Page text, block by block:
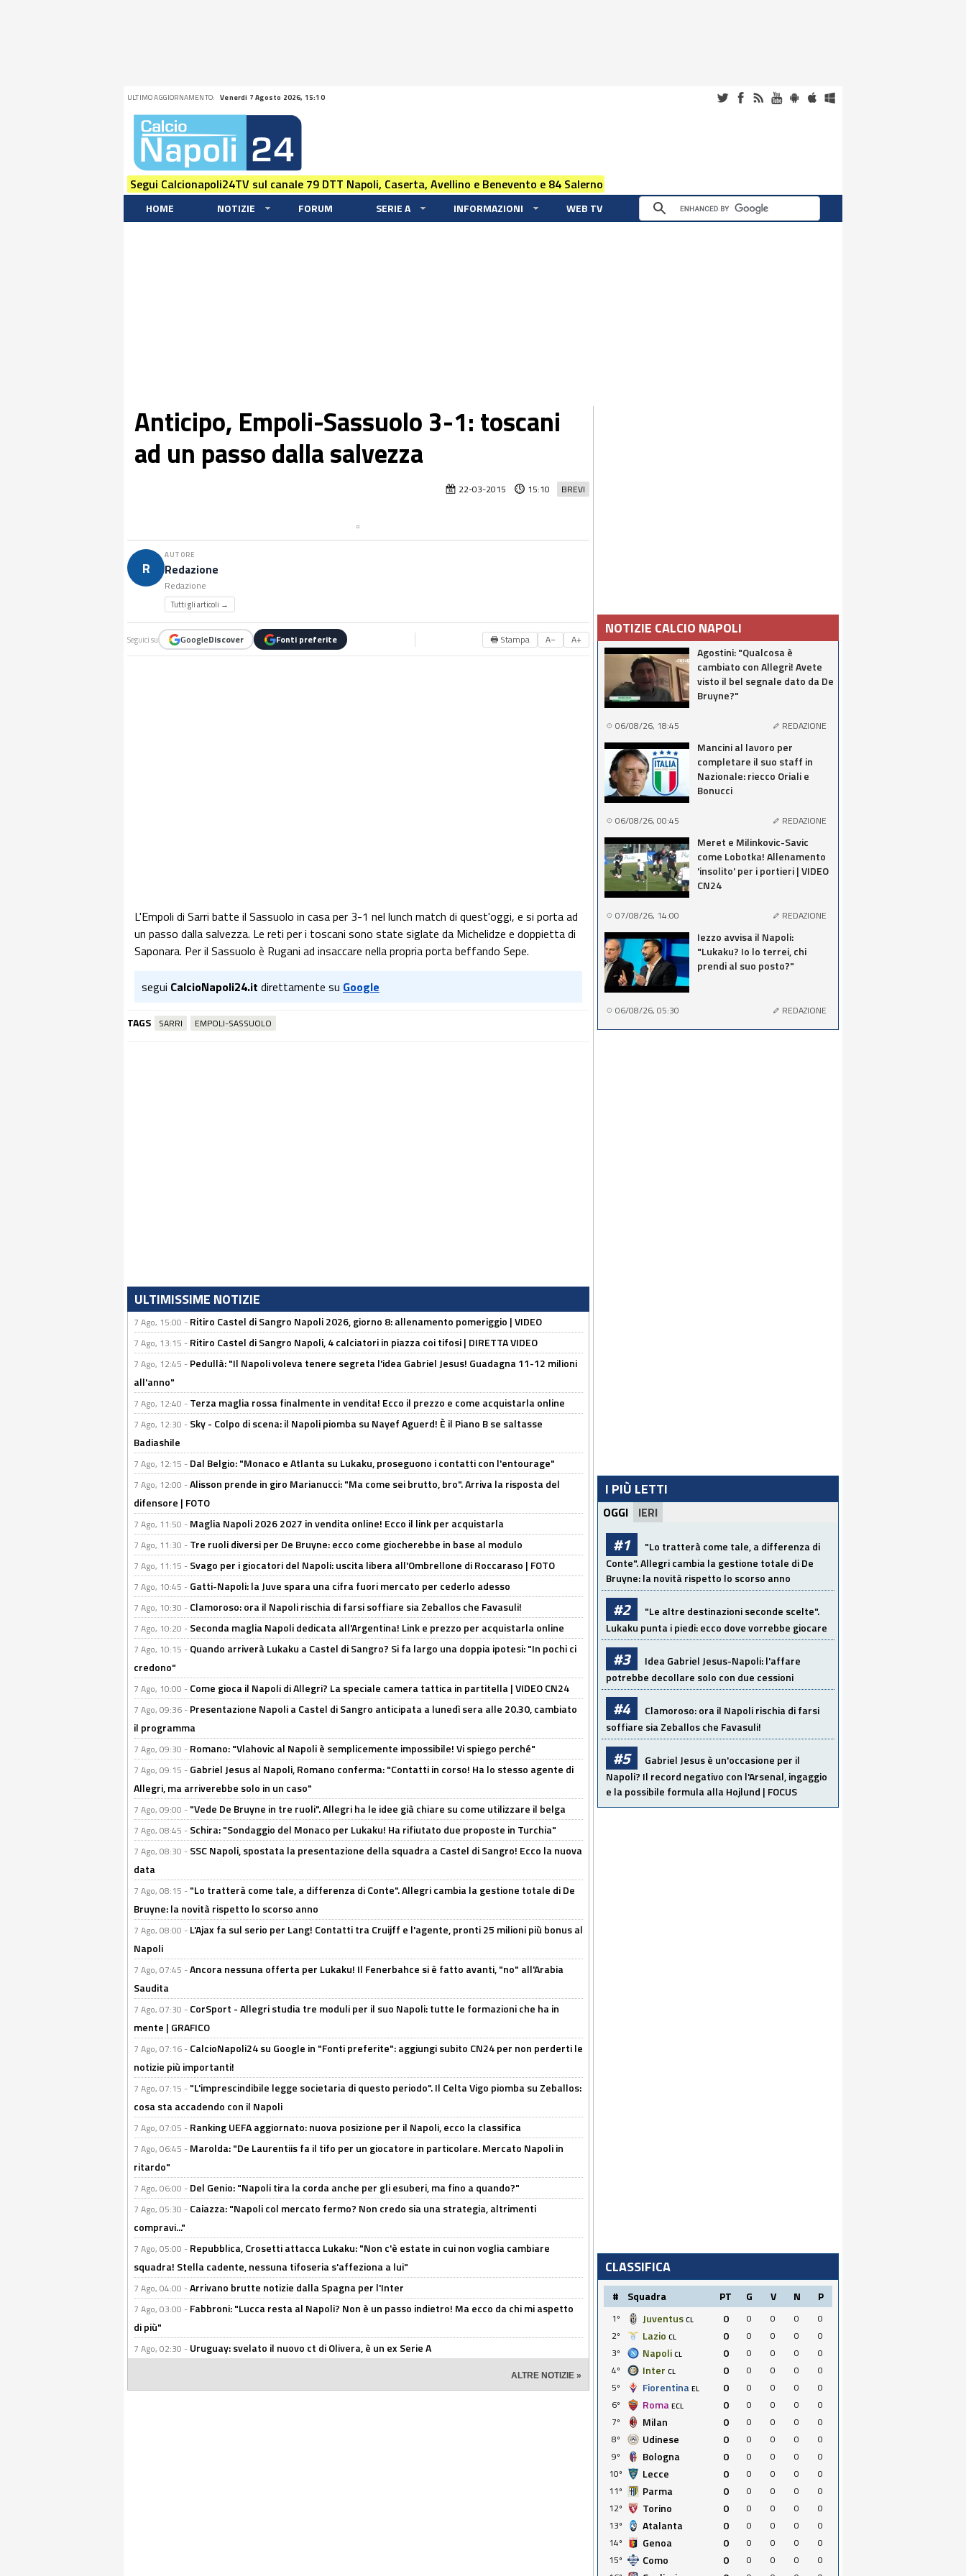
ULTIMO AGGIORNAMENTO: Venerdi 7 Agosto 2026, 15:10
Segui Calcionapoli24TV sul canale 79 DTT Napoli, Caserta, Avellino e Benevento e 84 Salerno
HOME NOTIZIE FORUM SERIE A INFORMAZIONI WEB TV
Anticipo, Empoli-Sassuolo 3-1: toscani
ad un passo dalla salvezza
BREVI
22-03-2015 15:10
R
AUTORE
Redazione
Redazione
Tutti gli articoli →
Seguici su GoogleDiscover Fonti preferite 🖶 Stampa A− A+
L'Empoli di Sarri batte il Sassuolo in casa per 3-1 nel lunch match di quest'oggi, e si porta ad
un passo dalla salvezza. Le reti per i toscani sono state siglate da Michelidze e doppietta di
Saponara. Per il Sassuolo è Rugani ad insaccare nella propria porta beffando Sepe.
segui CalcioNapoli24.it direttamente su Google
TAGS SARRI EMPOLI-SASSUOLO
ULTIMISSIME NOTIZIE
7 Ago, 15:00 - Ritiro Castel di Sangro Napoli 2026, giorno 8: allenamento pomeriggio | VIDEO
7 Ago, 13:15 - Ritiro Castel di Sangro Napoli, 4 calciatori in piazza coi tifosi | DIRETTA VIDEO
7 Ago, 12:45 - Pedullà: "Il Napoli voleva tenere segreta l'idea Gabriel Jesus! Guadagna 11-12 milioni
all'anno"
7 Ago, 12:40 - Terza maglia rossa finalmente in vendita! Ecco il prezzo e come acquistarla online
7 Ago, 12:30 - Sky - Colpo di scena: il Napoli piomba su Nayef Aguerd! È il Piano B se saltasse
Badiashile
7 Ago, 12:15 - Dal Belgio: "Monaco e Atlanta su Lukaku, proseguono i contatti con l'entourage"
7 Ago, 12:00 -Alisson prende in giro Marianucci: "Ma come sei brutto, bro". Arriva la risposta del
difensore | FOTO
7 Ago, 11:50 - Maglia Napoli 2026 2027 in vendita online! Ecco il link per acquistarla
7 Ago, 11:30 - Tre ruoli diversi per De Bruyne: ecco come giocherebbe in base al modulo
7 Ago, 11:15 - Svago per i giocatori del Napoli: uscita libera all'Ombrellone di Roccaraso | FOTO
7 Ago, 10:45 - Gatti-Napoli: la Juve spara una cifra fuori mercato per cederlo adesso
7 Ago, 10:30 - Clamoroso: ora il Napoli rischia di farsi soffiare sia Zeballos che Favasuli!
7 Ago, 10:20 - Seconda maglia Napoli dedicata all'Argentina! Link e prezzo per acquistarla online
7 Ago, 10:15 - Quando arriverà Lukaku a Castel di Sangro? Si fa largo una doppia ipotesi: "In pochi ci
credono"
7 Ago, 10:00 - Come gioca il Napoli di Allegri? La speciale camera tattica in partitella | VIDEO CN24
7 Ago, 09:36 - Presentazione Napoli a Castel di Sangro anticipata a lunedì sera alle 20.30, cambiato
il programma
7 Ago, 09:30 - Romano: "Vlahovic al Napoli è semplicemente impossibile! Vi spiego perché"
7 Ago, 09:15 - Gabriel Jesus al Napoli, Romano conferma: "Contatti in corso! Ha lo stesso agente di
Allegri, ma arriverebbe solo in un caso"
7 Ago, 09:00 - "Vede De Bruyne in tre ruoli". Allegri ha le idee già chiare su come utilizzare il belga
7 Ago, 08:45 - Schira: "Sondaggio del Monaco per Lukaku! Ha rifiutato due proposte in Turchia"
7 Ago, 08:30 - SSC Napoli, spostata la presentazione della squadra a Castel di Sangro! Ecco la nuova
data
7 Ago, 08:15 - "Lo tratterà come tale, a differenza di Conte". Allegri cambia la gestione totale di De
Bruyne: la novità rispetto lo scorso anno
7 Ago, 08:00 - L'Ajax fa sul serio per Lang! Contatti tra Cruijff e l'agente, pronti 25 milioni più bonus al
Napoli
7 Ago, 07:45 -Ancora nessuna offerta per Lukaku! Il Fenerbahce si è fatto avanti, "no" all'Arabia
Saudita
7 Ago, 07:30 - CorSport - Allegri studia tre moduli per il suo Napoli: tutte le formazioni che ha in
mente | GRAFICO
7 Ago, 07:16 - CalcioNapoli24 su Google in "Fonti preferite": aggiungi subito CN24 per non perderti le
notizie più importanti!
7 Ago, 07:15 - "L'imprescindibile legge societaria di questo periodo". Il Celta Vigo piomba su Zeballos:
cosa sta accadendo con il Napoli
7 Ago, 07:05 - Ranking UEFA aggiornato: nuova posizione per il Napoli, ecco la classifica
7 Ago, 06:45 - Marolda: "De Laurentiis fa il tifo per un giocatore in particolare. Mercato Napoli in
ritardo"
7 Ago, 06:00 - Del Genio: "Napoli tira la corda anche per gli esuberi, ma fino a quando?"
7 Ago, 05:30 - Caiazza: "Napoli col mercato fermo? Non credo sia una strategia, altrimenti
compravi..."
7 Ago, 05:00 - Repubblica, Crosetti attacca Lukaku: "Non c'è estate in cui non voglia cambiare
squadra! Stella cadente, nessuna tifoseria s'affeziona a lui"
7 Ago, 04:00 -Arrivano brutte notizie dalla Spagna per l'Inter
7 Ago, 03:00 - Fabbroni: "Lucca resta al Napoli? Non è un passo indietro! Ma ecco da chi mi aspetto
di più"
7 Ago, 02:30 - Uruguay: svelato il nuovo ct di Olivera, è un ex Serie A
ALTRE NOTIZIE »
NOTIZIE CALCIO NAPOLI
Agostini: "Qualcosa è
cambiato con Allegri! Avete
visto il bel segnale dato da De
Bruyne?"
06/08/26, 18:45 REDAZIONE
Mancini al lavoro per
completare il suo staff in
Nazionale: riecco Oriali e
Bonucci
06/08/26, 00:45 REDAZIONE
Meret e Milinkovic-Savic
come Lobotka! Allenamento
'insolito' per i portieri | VIDEO
CN24
07/08/26, 14:00 REDAZIONE
Iezzo avvisa il Napoli:
"Lukaku? Io lo terrei, chi
prendi al suo posto?"
06/08/26, 05:30 REDAZIONE
I PIÙ LETTI
OGGI IERI
#1
"Lo tratterà come tale, a differenza di
Conte". Allegri cambia la gestione totale di De
Bruyne: la novità rispetto lo scorso anno
#2
"Le altre destinazioni seconde scelte".
Lukaku punta i piedi: ecco dove vorrebbe giocare
#3
Idea Gabriel Jesus-Napoli: l'affare
potrebbe decollare solo con due cessioni
#4
Clamoroso: ora il Napoli rischia di farsi
soffiare sia Zeballos che Favasuli!
#5
Gabriel Jesus è un'occasione per il
Napoli? Il record negativo con l'Arsenal, ingaggio
e la possibile formula alla Hojlund | FOCUS
CLASSIFICA
# Squadra PT G V N P
1º Juventus CL 0 0 0 0
0
2º
Lazio CL 0 0 0 0
0
3º
Napoli CL 0 0 0 0
0
4º
Inter CL 0 0 0 0
0
5º
Fiorentina EL 0 0 0 0
0
6º
Roma ECL 0 0 0 0
0
7º
Milan 0 0 0 0
0
8º
Udinese 0 0 0 0
0
9º
Bologna 0 0 0 0
0
10º
Lecce 0 0 0 0
0
11º
Parma 0 0 0 0
0
12º
Torino 0 0 0 0
0
13º
Atalanta 0 0 0 0
0
14º
Genoa 0 0 0 0
0
15º
Como 0 0 0 0
0